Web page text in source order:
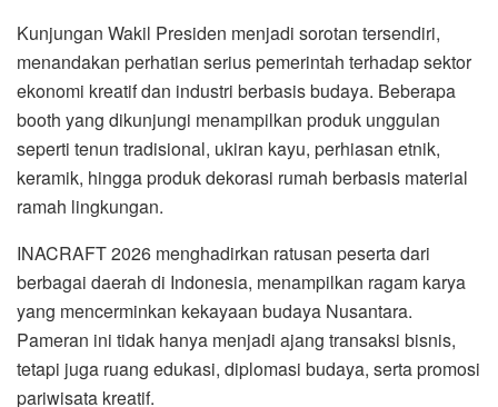
Kunjungan Wakil Presiden menjadi sorotan tersendiri,
menandakan perhatian serius pemerintah terhadap sektor
ekonomi kreatif dan industri berbasis budaya. Beberapa
booth yang dikunjungi menampilkan produk unggulan
seperti tenun tradisional, ukiran kayu, perhiasan etnik,
keramik, hingga produk dekorasi rumah berbasis material
ramah lingkungan.
INACRAFT 2026 menghadirkan ratusan peserta dari
berbagai daerah di Indonesia, menampilkan ragam karya
yang mencerminkan kekayaan budaya Nusantara.
Pameran ini tidak hanya menjadi ajang transaksi bisnis,
tetapi juga ruang edukasi, diplomasi budaya, serta promosi
pariwisata kreatif.